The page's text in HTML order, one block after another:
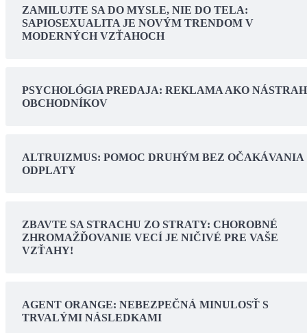
ZAMILUJTE SA DO MYSLE, NIE DO TELA:
SAPIOSEXUALITA JE NOVÝM TRENDOM V
MODERNÝCH VZŤAHOCH
PSYCHOLÓGIA PREDAJA: REKLAMA AKO
OBCHODNÍKOV
ALTRUIZMUS: POMOC DRUHÝM BEZ OČAKÁVANIA
ODPLATY
ZBAVTE SA STRACHU ZO STRATY: CHOROBNÉ
ZHROMAŽĎOVANIE VECÍ JE NIČIVÉ PRE VAŠE
VZŤAHY!
AGENT ORANGE: NEBEZPEČNÁ MINULOSŤ S
TRVALÝMI NÁSLEDKAMI